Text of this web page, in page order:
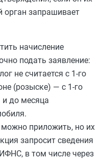
орган запрашивает
начисление
подать заявление:
не считается с 1-го
(розыске) — с 1-го
и до месяца
приложить, но их
запросит сведения
в том числе через